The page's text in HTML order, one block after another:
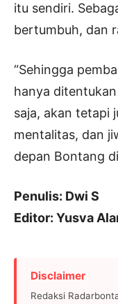
itu sendiri.
bertumbuh, dan
“Sehingga
hanya
saja, akan tetapi
mentalitas, dan
depan Bontang
Penulis: Dwi S
Editor: Yusva
Disclaimer
Redaksi